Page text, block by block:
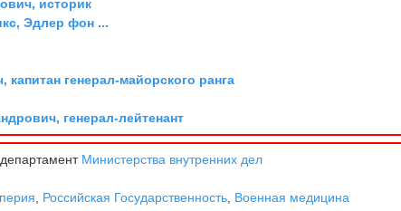
историк
Эдлер фон ...
генерал-майорского ранга
генерал-лейтенант
Министерства внутренних дел
Российская Государственность Военная медицина